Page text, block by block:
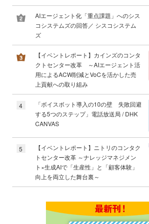
AIエージェント化「重点課題」へのシス
コシステムズの回答／ シスコシステム
ズ
【イベントレポート】カインズのコンタ
クトセンター改革 ～AIエージェント活
用によるACW削減とVoCを活かした売
上貢献への取り組み
4
「ボイスボット導入の10の壁 失敗回避
する5つのステップ」電話放送局 / DHK
CANVAS
5
【イベントレポート】ニトリのコンタク
トセンター改革 ～ナレッジマネジメン
ト×生成AIで「生産性」と「顧客体験」
向上を両立した舞台裏～